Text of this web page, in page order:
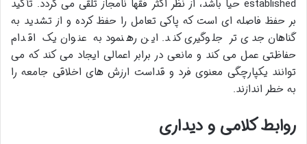
established حیا باشد، از نظر اکثر فقها نامجاز تلقی می گردد. تأکید
بر حفظ فاصله ای است که پاکی تعامل را حفظ کرده و از تشدید به
گناهان جدی تر جلوگیری کند. این رهنمود به عنوان یک اقدام
حفاظتی عمل می کند و مانعی در برابر اعمالی ایجاد می کند که می
توانند یکپارچگی معنوی فرد و قداست ارزش های اخلاقی جامعه را
به خطر اندازند.
روابط کلامی و دیداری